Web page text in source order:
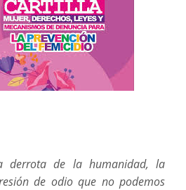
derrota de la humanidad, la
de odio que no podemos